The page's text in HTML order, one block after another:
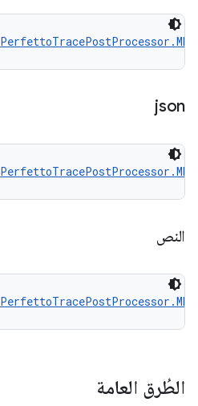
json
النص
الطُرق العامة